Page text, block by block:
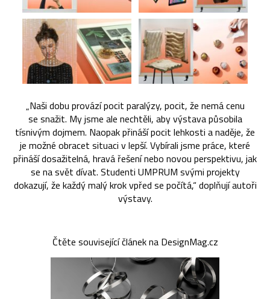
„Naši dobu provází pocit paralýzy, pocit, že nemá cenu
se snažit. My jsme ale nechtěli, aby výstava působila
tísnivým dojmem. Naopak přináší pocit lehkosti a naděje, že
je možné obracet situaci v lepší. Vybírali jsme práce, které
přináší dosažitelná, hravá řešení nebo novou perspektivu, jak
se na svět dívat. Studenti UMPRUM svými projekty
dokazují, že každý malý krok vpřed se počítá,“ doplňují autoři
výstavy.
Čtěte související článek na DesignMag.cz